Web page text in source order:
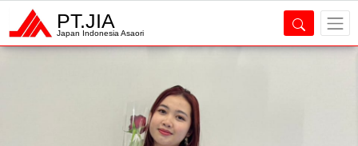
PT.JIA
Japan Indonesia Asaori